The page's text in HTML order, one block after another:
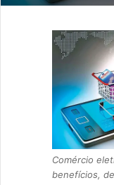
Comércio
benefícios,